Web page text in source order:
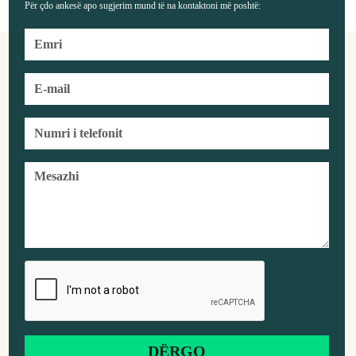
Për çdo ankesë apo sugjerim mund të na kontaktoni më poshtë: